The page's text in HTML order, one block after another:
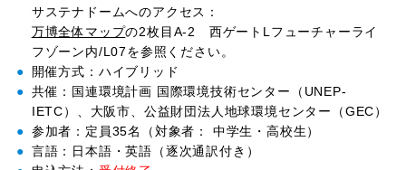
サステナドームへのアクセス：
万博全体マップの2枚目A-2 西ゲートLフューチャーライ
フゾーン内/L07を参照ください。
開催方式：ハイブリッド
共催：国連環境計画 国際環境技術センター（UNEP-
IETC）、大阪市、公益財団法人地球環境センター（GEC）
参加者：定員35名（対象者： 中学生・高校生）
言語：日本語・英語（逐次通訳付き）